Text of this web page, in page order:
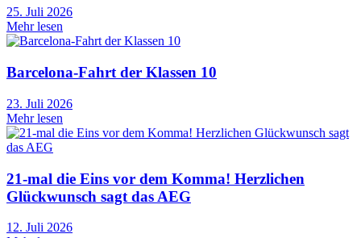
25. Juli 2026
Mehr lesen
Barcelona-Fahrt der Klassen 10
23. Juli 2026
Mehr lesen
21-mal die Eins vor dem Komma! Herzlichen
Glückwunsch sagt das AEG
12. Juli 2026